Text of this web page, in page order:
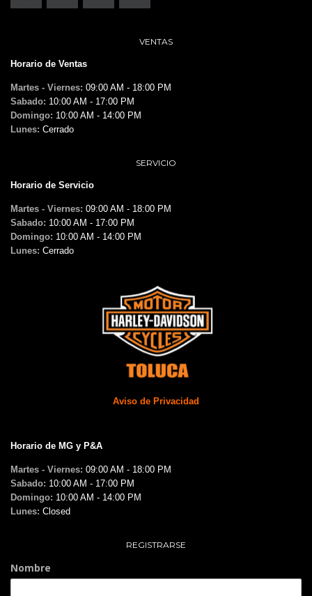
VENTAS
Horario de Ventas
Martes - Viernes: 09:00 AM - 18:00 PM
Sabado: 10:00 AM - 17:00 PM
Domingo: 10:00 AM - 14:00 PM
Lunes: Cerrado
SERVICIO
Horario de Servicio
Martes - Viernes: 09:00 AM - 18:00 PM
Sabado: 10:00 AM - 17:00 PM
Domingo: 10:00 AM - 14:00 PM
Lunes: Cerrado
Aviso de Privacidad
Horario de MG y P&A
Martes - Viernes: 09:00 AM - 18:00 PM
Sabado: 10:00 AM - 17:00 PM
Domingo: 10:00 AM - 14:00 PM
Lunes: Closed
REGISTRARSE
Nombre